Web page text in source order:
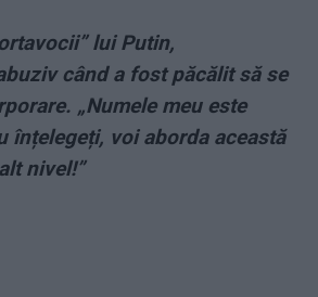
lui Putin,
când a fost păcălit să se
„Numele meu este
înțelegeți, voi aborda această
nivel!”